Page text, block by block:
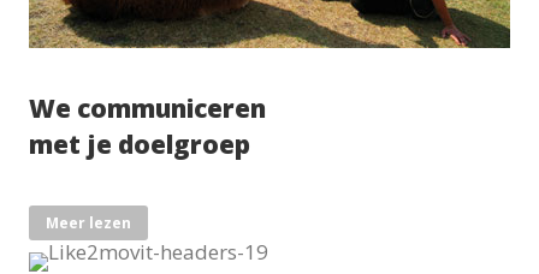
We communiceren
met je doelgroep
Meer lezen